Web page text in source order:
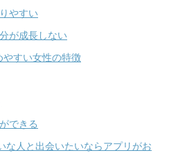
やすい
が成長しない
やすい女性の特徴
できる
な人と出会いたいならアプリがお